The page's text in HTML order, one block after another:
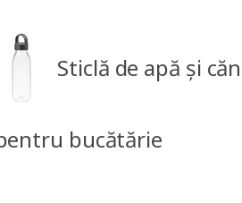
Sticlă de apă și
bucătărie